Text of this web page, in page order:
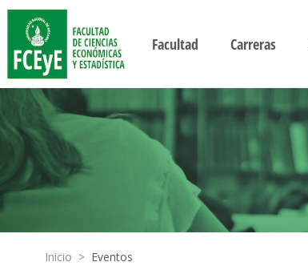
Facultad Carreras
Inicio > Eventos